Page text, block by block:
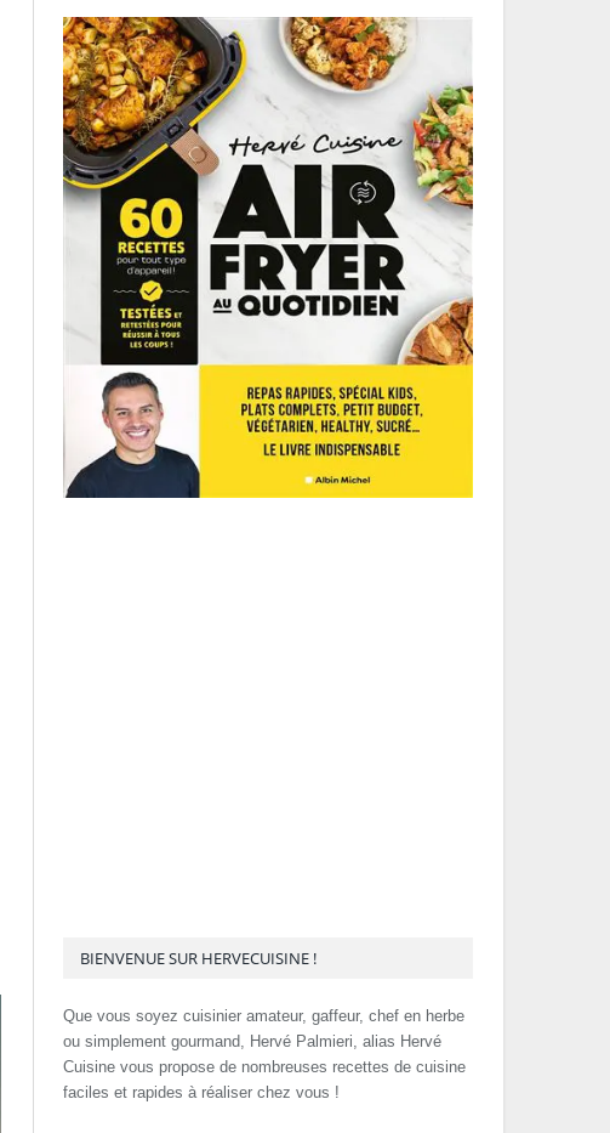
BIENVENUE SUR HERVECUISINE !
Que vous soyez cuisinier amateur, gaffeur, chef en herbe
ou simplement gourmand, Hervé Palmieri, alias Hervé
Cuisine vous propose de nombreuses recettes de cuisine
faciles et rapides à réaliser chez vous !